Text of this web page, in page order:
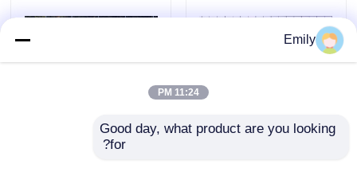
أخبار
القضايا
Emily
11:24 PM
Good day, what product are you looking
for?